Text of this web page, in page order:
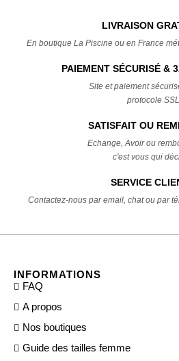
LIVRAISON
En boutique La Piscine ou en France
PAIEMENT SÉCURISÉ &
Site et paiement
protocole SSL
SATISFAIT OU
Echange, Avoir ou
c'est vous qui
SERVICE
Contactez-nous par email, chat ou par
INFORMATIONS
FAQ
A propos
Nos boutiques
Guide des tailles femme